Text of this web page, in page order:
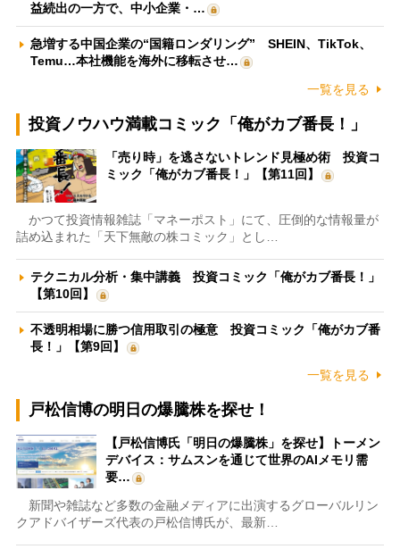
益続出の一方で、中小企業・…
急増する中国企業の“国籍ロンダリング” SHEIN、TikTok、
Temu…本社機能を海外に移転させ…
一覧を見る
投資ノウハウ満載コミック「俺がカブ番長！」
「売り時」を逃さないトレンド見極め術 投資コ
ミック「俺がカブ番長！」【第11回】
かつて投資情報雑誌「マネーポスト」にて、圧倒的な情報量が
詰め込まれた「天下無敵の株コミック」とし…
テクニカル分析・集中講義 投資コミック「俺がカブ番長！」
【第10回】
不透明相場に勝つ信用取引の極意 投資コミック「俺がカブ番
長！」【第9回】
一覧を見る
戸松信博の明日の爆騰株を探せ！
【戸松信博氏「明日の爆騰株」を探せ】トーメン
デバイス：サムスンを通じて世界のAIメモリ需
要…
新聞や雑誌など多数の金融メディアに出演するグローバルリン
クアドバイザーズ代表の戸松信博氏が、最新…